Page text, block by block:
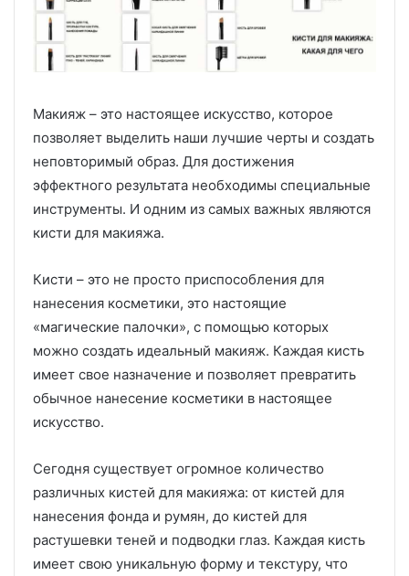
Макияж – это настоящее искусство, которое
позволяет выделить наши лучшие черты и создать
неповторимый образ. Для достижения
эффектного результата необходимы специальные
инструменты. И одним из самых важных являются
кисти для макияжа.
Кисти – это не просто приспособления для
нанесения косметики, это настоящие
«магические палочки», с помощью которых
можно создать идеальный макияж. Каждая кисть
имеет свое назначение и позволяет превратить
обычное нанесение косметики в настоящее
искусство.
Сегодня существует огромное количество
различных кистей для макияжа: от кистей для
нанесения фонда и румян, до кистей для
растушевки теней и подводки глаз. Каждая кисть
имеет свою уникальную форму и текстуру, что